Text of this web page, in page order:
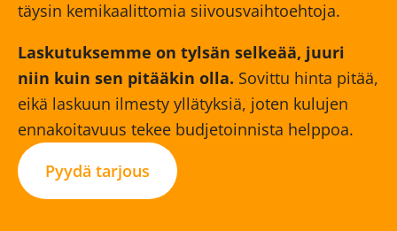
täysin kemikaalittomia siivousvaihtoehtoja.
Laskutuksemme on tylsän selkeää, juuri
niin kuin sen pitääkin olla. Sovittu hinta pitää,
eikä laskuun ilmesty yllätyksiä, joten kulujen
ennakoitavuus tekee budjetoinnista helppoa.
Pyydä tarjous